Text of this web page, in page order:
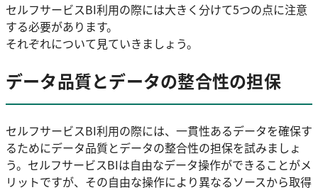
セルフサービスBI利用の際には大きく分けて5つの点に注意
する必要があります。
それぞれについて見ていきましょう。
データ品質とデータの整合性の担保
セルフサービスBI利用の際には、一貫性あるデータを確保す
るためにデータ品質とデータの整合性の担保を試みましょ
う。セルフサービスBIは自由なデータ操作ができることがメ
リットですが、その自由な操作により異なるソースから取得